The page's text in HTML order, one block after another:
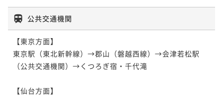
公共交通機関
【東京方面】
東京駅（東北新幹線）→郡山（磐越西線）→会津若松駅
（公共交通機関）→くつろぎ宿・千代滝
【仙台方面】